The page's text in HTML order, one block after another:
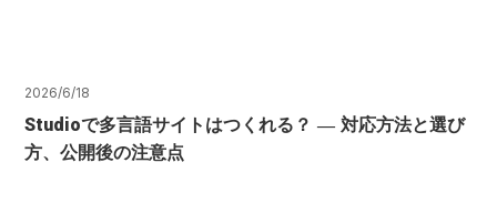
2026/6/18
Studioで多言語サイトはつくれる？ ― 対応方法と選び
方、公開後の注意点